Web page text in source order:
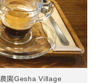
園Gesha Village